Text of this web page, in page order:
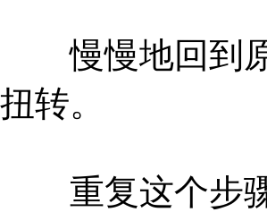
慢慢地回到原
扭转。
重复这个步骤